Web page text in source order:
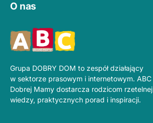
O nas
Grupa DOBRY DOM to zespół działający
w sektorze prasowym i internetowym. ABC
Dobrej Mamy dostarcza rodzicom rzetelnej
wiedzy, praktycznych porad i inspiracji.